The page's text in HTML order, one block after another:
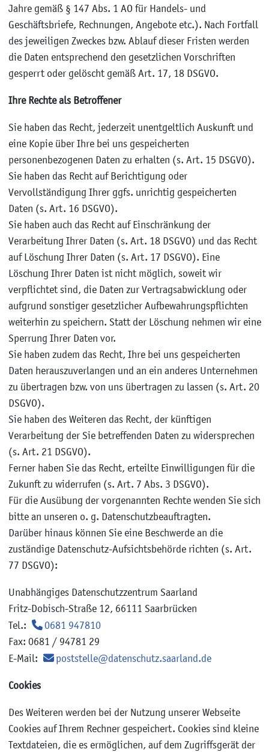
Jahre gemäß § 147 Abs. 1 AO für Handels- und
Geschäftsbriefe, Rechnungen, Angebote etc.). Nach Fortfall
des jeweiligen Zweckes bzw. Ablauf dieser Fristen werden
die Daten entsprechend den gesetzlichen Vorschriften
gesperrt oder gelöscht gemäß Art. 17, 18 DSGVO.
Ihre Rechte als Betroffener
Sie haben das Recht, jederzeit unentgeltlich Auskunft und
eine Kopie über Ihre bei uns gespeicherten
personenbezogenen Daten zu erhalten (s. Art. 15 DSGVO).
Sie haben das Recht auf Berichtigung oder
Vervollständigung Ihrer ggfs. unrichtig gespeicherten
Daten (s. Art. 16 DSGVO).
Sie haben auch das Recht auf Einschränkung der
Verarbeitung Ihrer Daten (s. Art. 18 DSGVO) und das Recht
auf Löschung Ihrer Daten (s. Art. 17 DSGVO). Eine
Löschung Ihrer Daten ist nicht möglich, soweit wir
verpflichtet sind, die Daten zur Vertragsabwicklung oder
aufgrund sonstiger gesetzlicher Aufbewahrungspflichten
weiterhin zu speichern. Statt der Löschung nehmen wir eine
Sperrung Ihrer Daten vor.
Sie haben zudem das Recht, Ihre bei uns gespeicherten
Daten herauszuverlangen und an ein anderes Unternehmen
zu übertragen bzw. von uns übertragen zu lassen (s. Art. 20
DSGVO).
Sie haben des Weiteren das Recht, der künftigen
Verarbeitung der Sie betreffenden Daten zu widersprechen
(s. Art. 21 DSGVO).
Ferner haben Sie das Recht, erteilte Einwilligungen für die
Zukunft zu widerrufen (s. Art. 7 Abs. 3 DSGVO).
Für die Ausübung der vorgenannten Rechte wenden Sie sich
bitte an unseren o. g. Datenschutzbeauftragten.
Darüber hinaus können Sie eine Beschwerde an die
zuständige Datenschutz-Aufsichtsbehörde richten (s. Art.
77 DSGVO):
Unabhängiges Datenschutzzentrum Saarland
Fritz-Dobisch-Straße 12, 66111 Saarbrücken
Tel.:
0681 947810
Fax: 0681 / 94781 29
E-Mail:
poststelle@datenschutz.saarland.de
Cookies
Des Weiteren werden bei der Nutzung unserer Webseite
Cookies auf Ihrem Rechner gespeichert. Cookies sind kleine
Textdateien, die es ermöglichen, auf dem Zugriffsgerät der